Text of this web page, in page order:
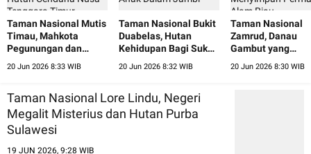
Taman Nasional Mutis
Timau, Mahkota
Pegunungan dan
20 Jun 2026 8:33 WIB
Taman Nasional Bukit
Duabelas, Hutan
Kehidupan Bagi Suku
20 Jun 2026 8:32 WIB
Taman Nasional
Zamrud, Danau
Gambut yang
20 Jun 2026 8:30 WIB
Taman Nasional Lore Lindu, Negeri
Megalit Misterius dan Hutan Purba
Sulawesi
19 JUN 2026, 9:28 WIB